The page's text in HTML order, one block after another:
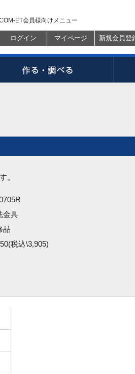
ET会員様向けメニュー
ログイン マイページ 新規会員登
。
金具
品
税込\3,905)